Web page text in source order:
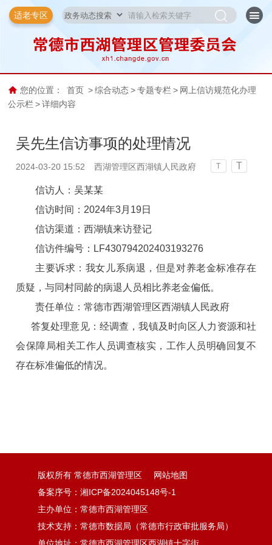
适老专区
您的位置： 首页 > 综合动态 > 专题专栏 > 网上信访规范化办理
公示栏 > 详细内容
吴先生信访事项的处理情况
2024-03-20 15:52 西湖管理区西湖镇人民政府 T T
信访人：吴某某
信访时间：2024年3月19日
信访渠道：西湖镇来访登记
信访件编号：LF430794202403193276
主要诉求： 我女儿系病退，但是对养老金标准存在
质疑，与同村同龄的病退人员相比养老金偏低。
责任单位：常德市西湖管理区西湖镇人民政府
答复处理意见： 经调查，我镇及时向区人力资源和社
会保障局相关工作人员调查核实，工作人员明确回复不
存在标准偏低的情况。
版权所有 常德市西湖管理区
网站地图
备案序号：湘ICP备2024045148号-1
主办单位：常德市西湖管理区
技术支持：常德市数据局（常德市行政审批服务局）